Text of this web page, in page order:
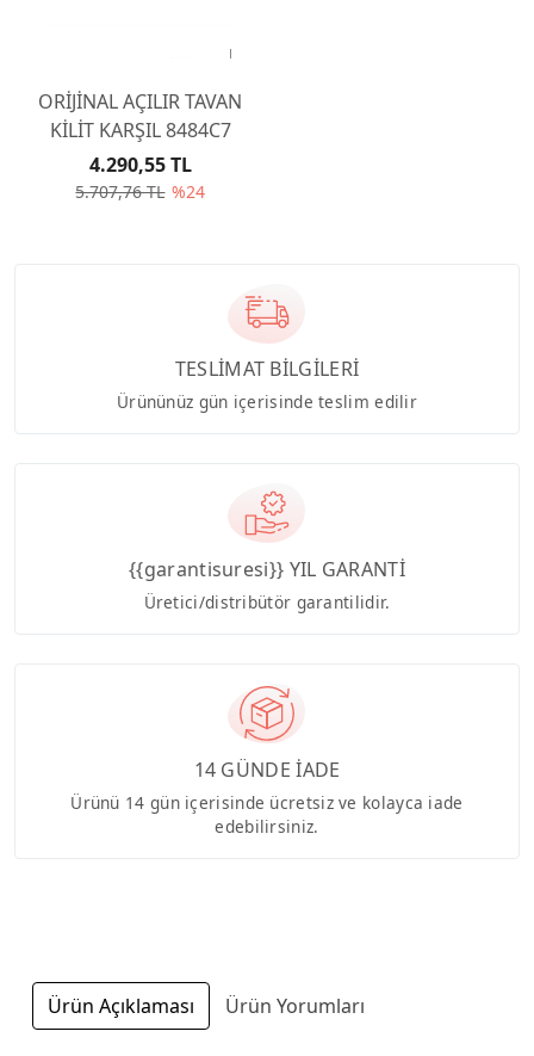
ORİJİNAL AÇILIR TAVAN
KİLİT KARŞIL 8484C7
5.707,76 TL %24
4.290,55 TL
TESLİMAT BİLGİLERİ
Ürününüz gün içerisinde teslim edilir
{{garantisuresi}} YIL GARANTİ
Üretici/distribütör garantilidir.
14 GÜNDE İADE
Ürünü 14 gün içerisinde ücretsiz ve kolayca iade
edebilirsiniz.
Ürün Açıklaması Ürün Yorumları